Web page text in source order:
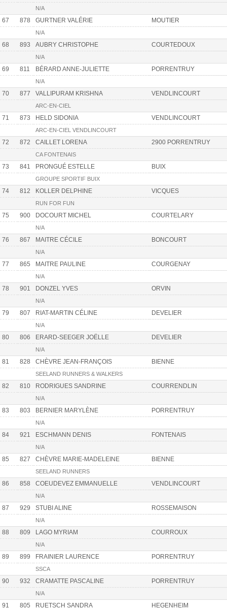
N/A
67 878 GURTNER VALÉRIE MOUTIER
N/A
68 893 AUBRY CHRISTOPHE COURTEDOUX
N/A
69 811 BÉRARD ANNE-JULIETTE PORRENTRUY
N/A
70 877 VALLIPURAM KRISHNA VENDLINCOURT
ARC-EN-CIEL
71 873 HELD SIDONIA VENDLINCOURT
ARC-EN-CIEL VENDLINCOURT
72 872 CAILLET LORENA 2900 PORRENTRUY
CA FONTENAIS
73 841 PRONGUÉ ESTELLE BUIX
GROUPE SPORTIF BUIX
74 812 KOLLER DELPHINE VICQUES
RUN FOR FUN
75 900 DOCOURT MICHEL COURTELARY
N/A
76 867 MAITRE CÉCILE BONCOURT
N/A
77 865 MAITRE PAULINE COURGENAY
N/A
78 901 DONZEL YVES ORVIN
N/A
79 807 RIAT-MARTIN CÉLINE DEVELIER
N/A
80 806 ERARD-SEEGER JOËLLE DEVELIER
N/A
81 828 CHÈVRE JEAN-FRANÇOIS BIENNE
SEELAND RUNNERS & WALKERS
82 810 RODRIGUES SANDRINE COURRENDLIN
N/A
83 803 BERNIER MARYLÈNE PORRENTRUY
N/A
84 921 ESCHMANN DENIS FONTENAIS
N/A
85 827 CHÈVRE MARIE-MADELEINE BIENNE
SEELAND RUNNERS
86 858 COEUDEVEZ EMMANUELLE VENDLINCOURT
N/A
87 929 STUBI ALINE ROSSEMAISON
N/A
88 809 LAGO MYRIAM COURROUX
N/A
89 899 FRAINIER LAURENCE PORRENTRUY
SSCA
90 932 CRAMATTE PASCALINE PORRENTRUY
N/A
91 805 RUETSCH SANDRA HEGENHEIM